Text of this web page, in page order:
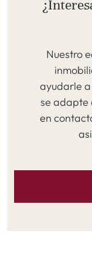
Nuestro
ayudarle
se adapte
en